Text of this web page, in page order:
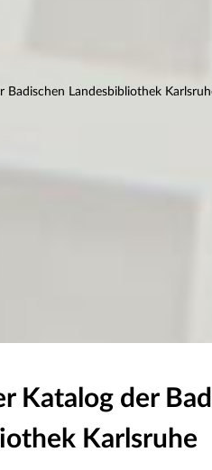
Badischen Landesbibliothek
Katalog der
Karlsruhe